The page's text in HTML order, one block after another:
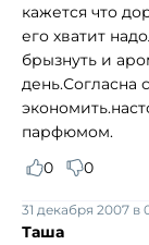
кажется что
его хватит
брызнуть и
день.Согласна
парфюмом.
0
0
Таша
31 декабря 2007 в